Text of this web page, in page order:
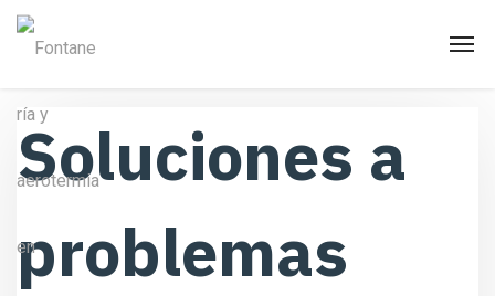
Soluciones a
problemas